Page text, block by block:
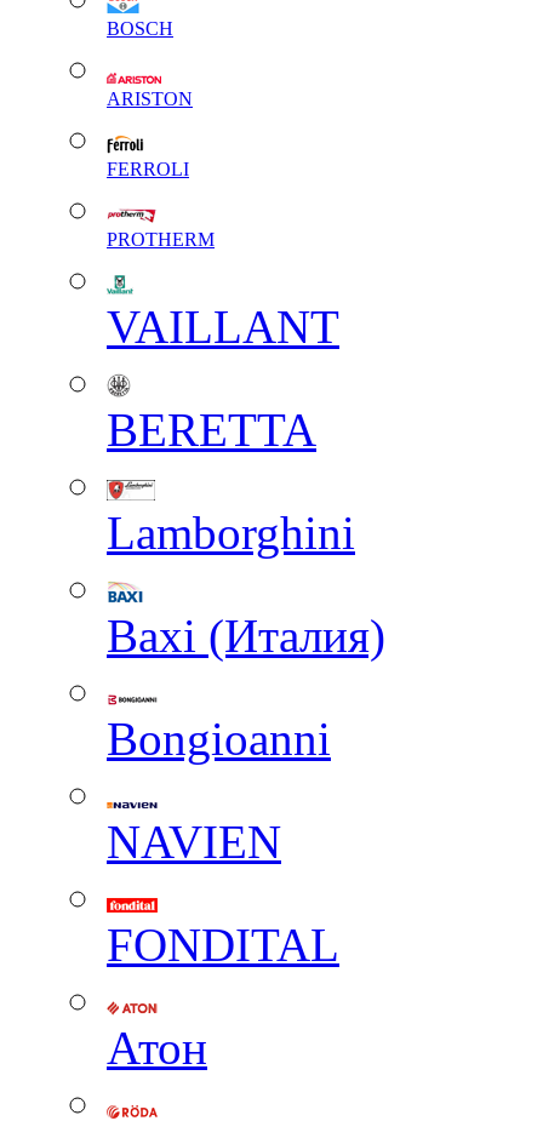
BOSCH
ARISTON
FERROLI
PROTHERM
VAILLANT
BERETTA
Lamborghini
Baxi (Италия)
Вongioanni
NAVIEN
FONDITAL
Атон